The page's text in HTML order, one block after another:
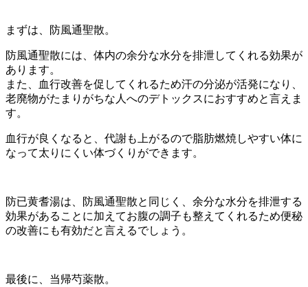
まずは、防風通聖散。
防風通聖散には、体内の余分な水分を排泄してくれる効果が
あります。
また、血行改善を促してくれるため汗の分泌が活発になり、
老廃物がたまりがちな人へのデトックスにおすすめと言えま
す。
血行が良くなると、代謝も上がるので脂肪燃焼しやすい体に
なって太りにくい体づくりができます。
防已黄耆湯は、防風通聖散と同じく、余分な水分を排泄する
効果があることに加えてお腹の調子も整えてくれるため便秘
の改善にも有効だと言えるでしょう。
最後に、当帰芍薬散。